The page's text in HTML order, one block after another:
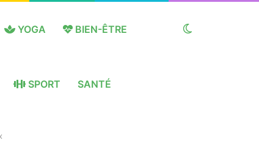
YOGA BIEN-ÊTRE
SPORT SANTÉ